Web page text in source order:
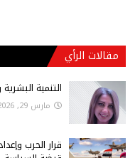
مقالات الرأي
التنمية
مارس 29, 2026
قرار الحرب